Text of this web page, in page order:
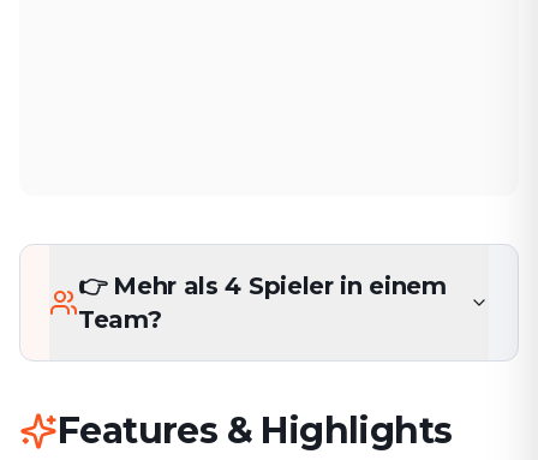
👉 Mehr als 4 Spieler in einem
Team?
Features & Highlights